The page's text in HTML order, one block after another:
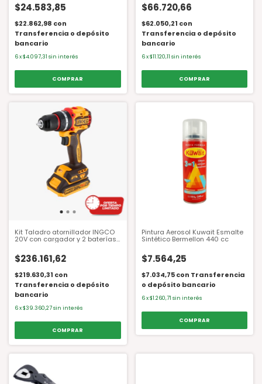
$24.583,85
$22.862,98 con
Transferencia o depósito
bancario
6x$4.097,31 sin interés
$66.720,66
$62.050,21 con
Transferencia o depósito
bancario
6 x$11.120,11 sin interés
Kit Taladro atornillador INGCO
20V con cargador y 2 baterías
mechas y maletín
$236.161,62
$219.630,31 con
Transferencia o depósito
bancario
6x$39.360,27sin interés
Pintura Aerosol Kuwait Esmalte
Sintético Bermellon 440 cc
$7.564,25
$7.034,75con Transferencia
o depósito bancario
6 x$1.260,71 sin interés